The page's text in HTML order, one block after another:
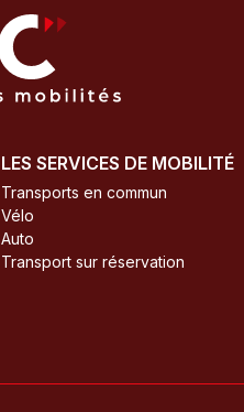
LES SERVICES DE MOBILITÉ
Transports en commun
Vélo
Auto
Transport sur réservation